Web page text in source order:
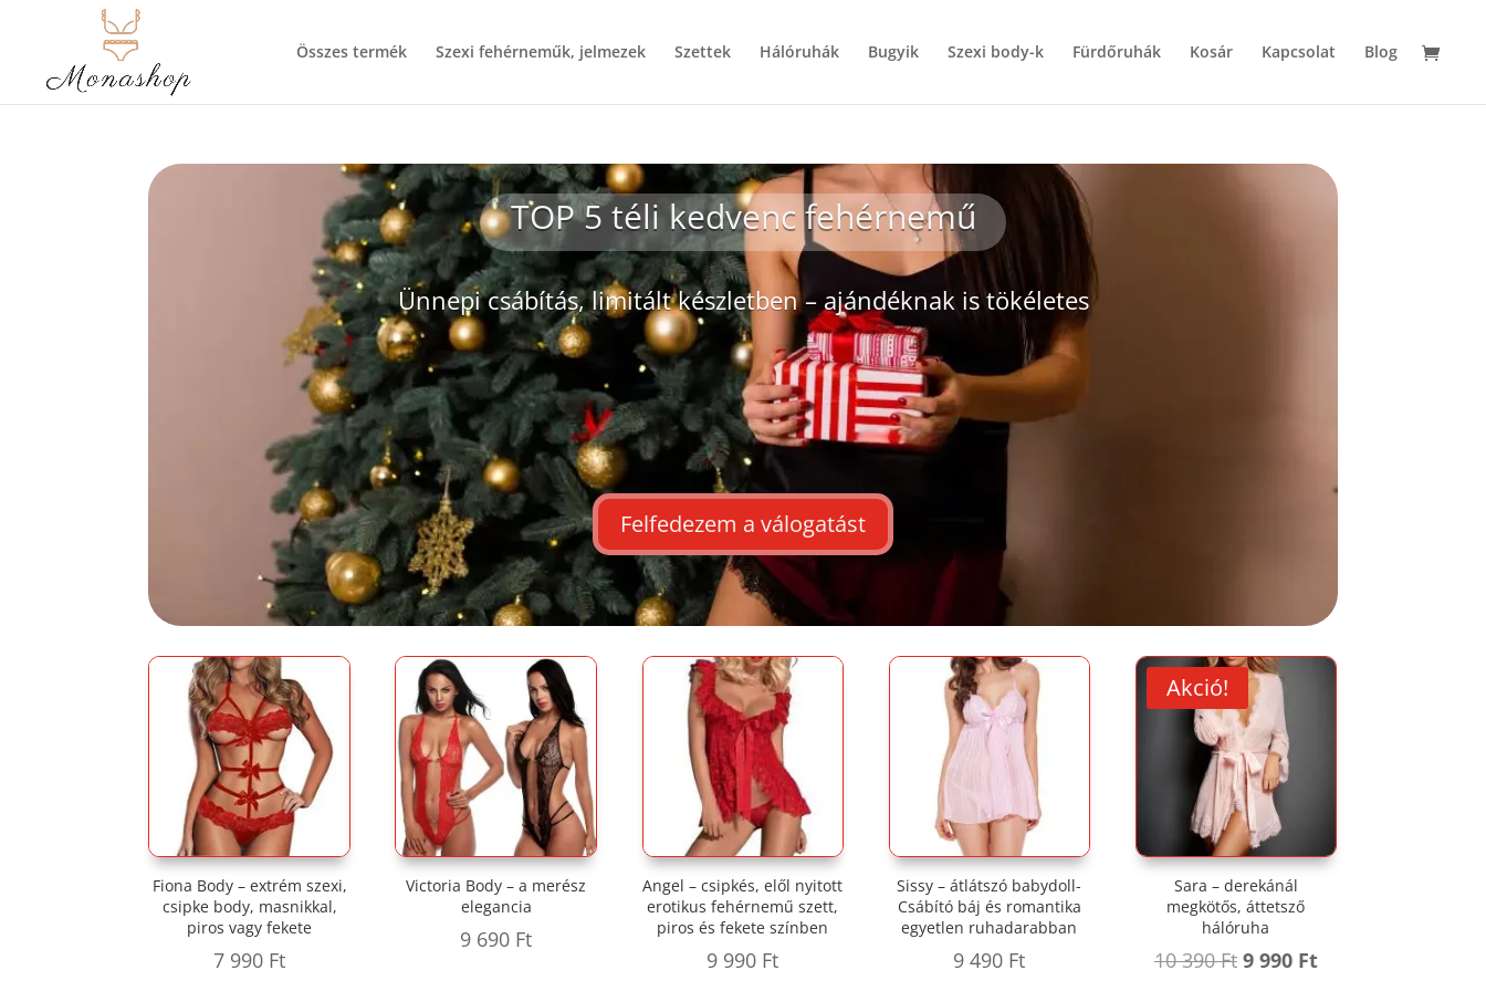
Összes termék Szexi fehérneműk, jelmezek Szettek Hálóruhák Bugyik Szexi body-k Fürdőruhák Kosár Kapcsolat Blog
TOP 5 téli kedvenc fehérnemű
Ünnepi csábítás, limitált készletben – ajándéknak is tökéletes
Felfedezem a válogatást
Fiona Body – extrém szexi,
csipke body, masnikkal,
piros vagy fekete
7 990 Ft
Victoria Body – a merész
elegancia
9 690 Ft
Angel – csipkés, elől nyitott
erotikus fehérnemű szett,
piros és fekete színben
9 990 Ft
Sissy – átlátszó babydoll-
Csábító báj és romantika
egyetlen ruhadarabban
9 490 Ft
Akció!
Sara – derekánál
megkötős, áttetsző
hálóruha
10 390Ft Original
9 990 FtCurrent